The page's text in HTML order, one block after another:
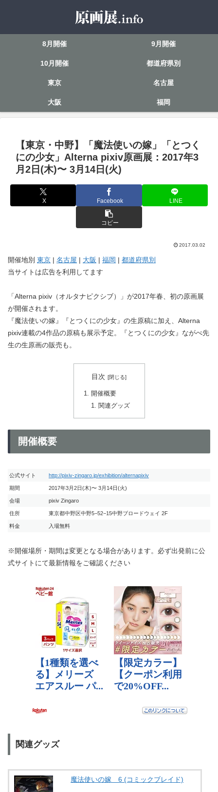
8月開催 9月開催
10月開催 都道府県別
東京 名古屋
大阪 福岡
【東京・中野】「魔法使いの嫁」「とつく
にの少女」Alterna pixiv原画展：2017年3
月2日(木)〜 3月14日(火)
X Facebook LINE
コピー
2017.03.02
開催地別 東京 | 名古屋 | 大阪 | 福岡 | 都道府県別
当サイトは広告を利用してます
「Alterna pixiv（オルタナピクシブ）」が2017年春、初の原画展
が開催されます。
『魔法使いの嫁』『とつくにの少女』の生原稿に加え、Alterna
pixiv連載の4作品の原稿も展示予定。『とつくにの少女』ながべ先
生の生原画の販売も。
目次
開催概要
関連グッズ
開催概要
公式サイト http://pixiv-zingaro.jp/exhibition/alternapixiv
期間 2017年3月2日(木)〜 3月14日(火)
会場 pixiv Zingaro
住所 東京都中野区中野5−52−15中野ブロードウェイ 2F
料金 入場無料
※開催場所・期間は変更となる場合があります。必ず出発前に公
式サイトにて最新情報をご確認ください
関連グッズ
魔法使いの嫁 6 (コミックブレイド)